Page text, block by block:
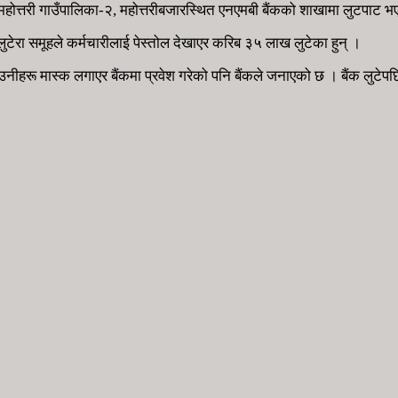
गाउँपालिका-२, महोत्तरीबजारस्थित एनएमबी बैंकको शाखामा लुटपाट
समूहले कर्मचारीलाई पेस्तोल देखाएर करिब ३५ लाख लुटेका हुन् ।
मास्क लगाएर बैंकमा प्रवेश गरेको पनि बैंकले जनाएको छ । बैंक लुटेपछि